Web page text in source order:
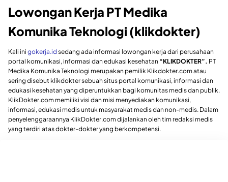
Lowongan Kerja PT Medika
Komunika Teknologi (klikdokter)
Kali ini gokerja.id sedang ada informasi lowongan kerja dari perusahaan
portal komunikasi, informasi dan edukasi kesehatan “KLIKDOKTER”. PT
Medika Komunika Teknologi merupakan pemilik Klikdokter.com atau
sering disebut klikdokter sebuah situs portal komunikasi, informasi dan
edukasi kesehatan yang diperuntukkan bagi komunitas medis dan publik.
KlikDokter.com memiliki visi dan misi menyediakan komunikasi,
informasi, edukasi medis untuk masyarakat medis dan non-medis. Dalam
penyelenggaraannya KlikDokter.com dijalankan oleh tim redaksi medis
yang terdiri atas dokter-dokter yang berkompetensi.